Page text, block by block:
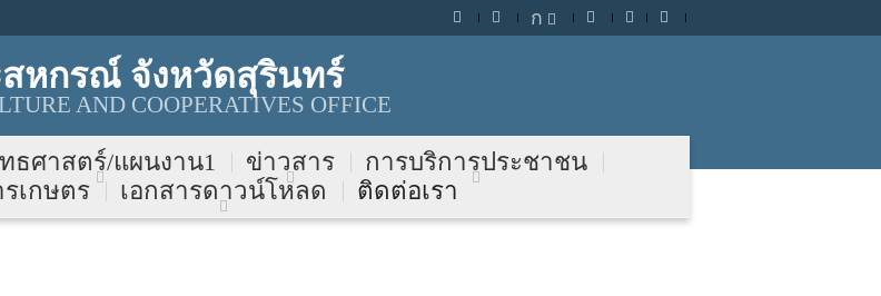
ก
หกรณ์ จังหวัดสุรินทร์
AND COOPERATIVES OFFICE
ธศาสตร์/แผนงาน1 ข่าวสาร
การบริการประชาชน
เกษตร
เอกสารดาวน์โหลด ติดต่อเรา